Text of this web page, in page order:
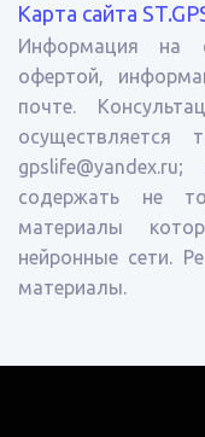
Карта сайта
Информация на
офертой,
почте.
осуществляется
содержать не
материалы
нейронные сети.
материалы.